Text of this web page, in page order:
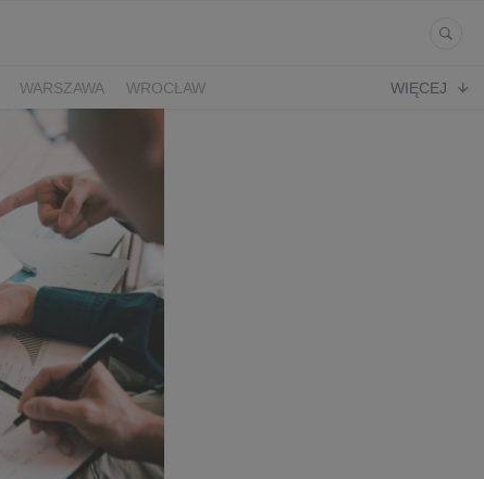
WARSZAWA
WROCŁAW
WIĘCEJ